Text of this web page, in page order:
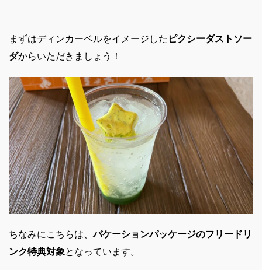
まずはディンカーベルをイメージした ピクシーダストソー
ダからいただきましょう！
ちなみにこちらは、バケーションパッケージのフリードリ
ンク特典対象となっています。